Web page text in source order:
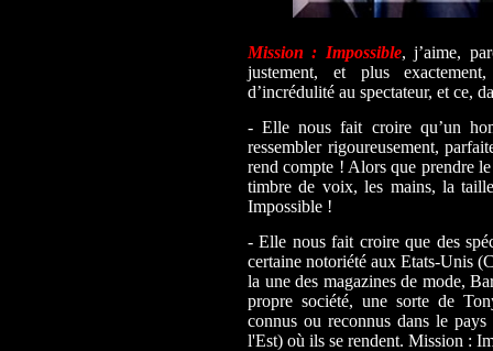
Mission : Impossible, j’aime,
justement, et plus
d’incrédulité au spectateur, et ce,
- Elle nous fait croire qu’un
ressembler rigoureusement,
rend compte ! Alors que prendre
timbre de voix, les mains, la
Impossible !
- Elle nous fait croire que des
certaine notoriété aux Etats-Unis
la une des magazines de mode,
propre société, une sorte de
connus ou reconnus dans le
l'Est) où ils se rendent. Mission :